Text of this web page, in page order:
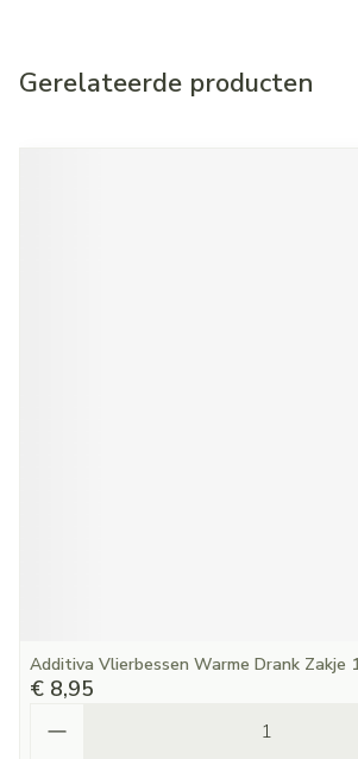
Gerelateerde producten
Additiva Vlierbessen Warme Drank Zakje
€ 8,95